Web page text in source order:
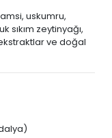
uskumru,
zeytinyağı,
ve doğal